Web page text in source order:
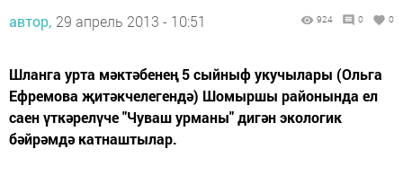
автор, 29 апрель 2013 - 10:51 924 0 0
Шланга урта мәктәбенең 5 сыйныф укучылары (Ольга
Ефремова җитәкчелегендә) Шомыршы районында ел
саен үткәрелүче "Чуваш урманы" дигән экологик
бәйрәмдә катнаштылар.